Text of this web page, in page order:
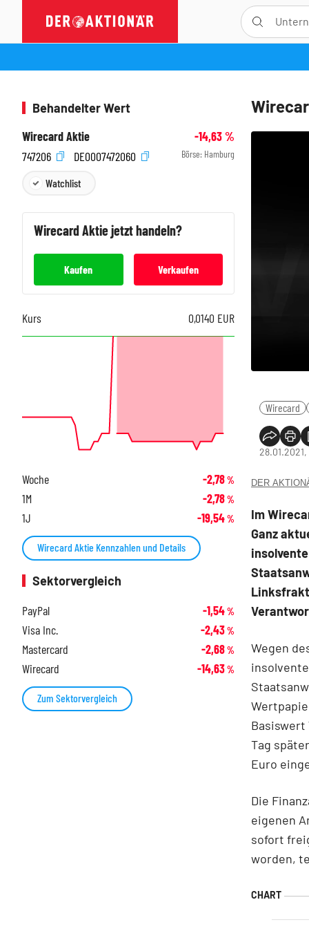
Wirecard
28.01.2021,
DER
Im
Ganz
Wegen
Basiswert
Tag
Euro
Die
eigenen
sofort
worden,
Behandelter Wert
Wirecard Aktie
-14,63%
747206
DE0007472060 Börse: Hamburg
Watchlist
WirecardAktie jetzt handeln?
Kaufen Verkaufen
Kurs 0,0140 EUR
Woche -2,78%
1M -2,78%
1J -19,54%
Wirecard Aktie Kennzahlen und Details
Sektorvergleich
PayPal
-1,54%
Visa Inc. -2,43%
Mastercard -2,68%
Wirecard -14,63%
Zum Sektorvergleich